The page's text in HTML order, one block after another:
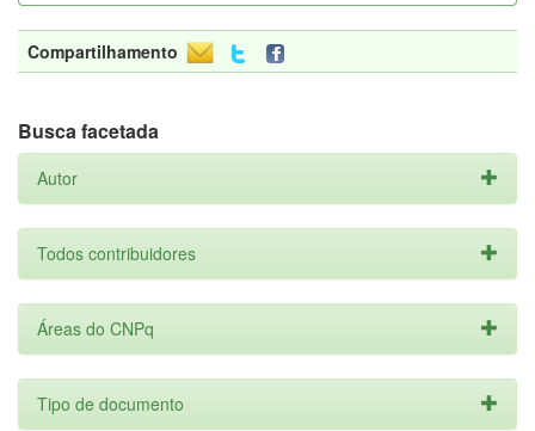
Compartilhamento
Busca facetada
Autor
Todos contribuidores
Áreas do CNPq
Tipo de documento